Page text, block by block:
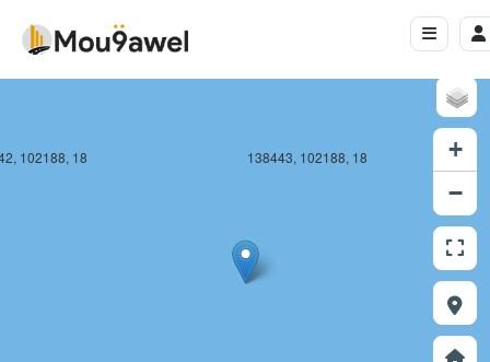
102188, 18 138443, 102188, 18
+
−